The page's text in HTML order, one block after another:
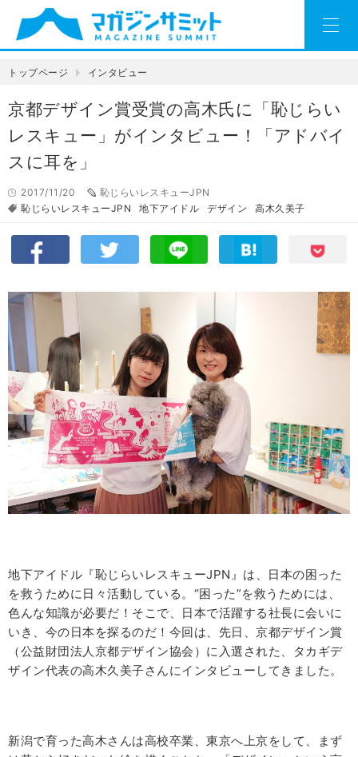
トップページ インタビュー
京都デザイン賞受賞の高木氏に「恥じらい
レスキュー」がインタビュー！「アドバイ
スに耳を」
2017/11/20
恥じらいレスキューJPN
恥じらいレスキューJPN
地下アイドル デザイン 高木久美子
地下アイドル『恥じらいレスキューJPN 』は、日本の困った
を救うために日々活動している。“困った”を救うためには、
色んな知識が必要だ！そこで、日本で活躍する社長に会いに
いき、今の日本を探るのだ！今回は、先日、京都デザイン賞
（公益財団法人京都デザイン協会）に入選された、タカギデ
ザイン代表の高木久美子さんにインタビューしてきました。
新潟で育った高木さんは高校卒業、東京へ上京をして、まず